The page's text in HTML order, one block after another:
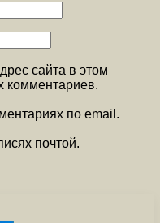
сайта в этом
комментариев.
по email.
почтой.